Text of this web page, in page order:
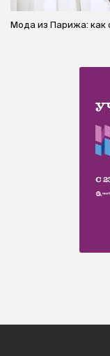
Мода из Парижа: как